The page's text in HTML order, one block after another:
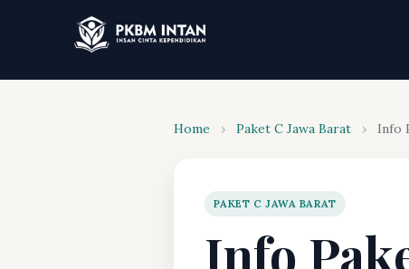
Home › Paket C Jawa Barat › Info
PAKET C JAWA BARAT
Info